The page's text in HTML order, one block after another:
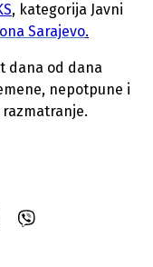
, kategorija Javni
Sarajevo.
dana od dana
nepotpune i